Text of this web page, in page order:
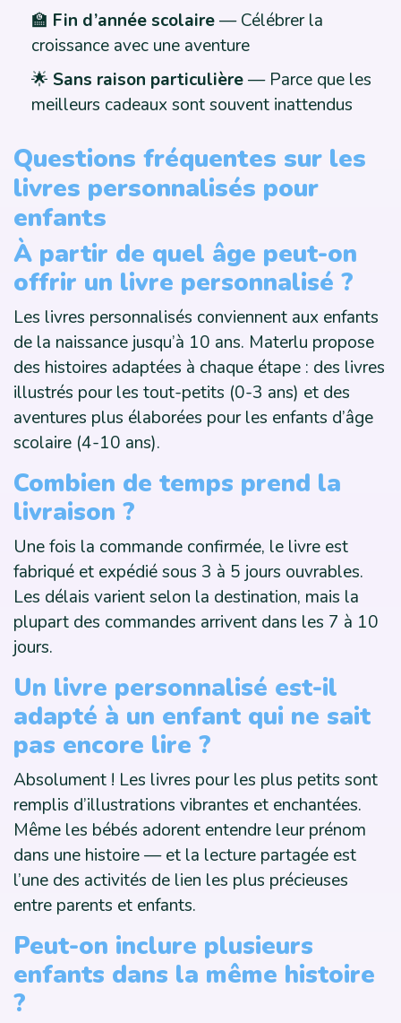
🏫 Fin d’année scolaire— Célébrer la
croissance avec une aventure
🌟 Sans raison particulière— Parce que les
meilleurs cadeaux sont souvent inattendus
Questions fréquentes sur les
livres personnalisés pour
enfants
À partir de quel âge peut-on
offrir un livre personnalisé ?
Les livres personnalisés conviennent aux enfants
de la naissance jusqu’à 10 ans. Materlu propose
des histoires adaptées à chaque étape : des livres
illustrés pour les tout-petits (0-3 ans) et des
aventures plus élaborées pour les enfants d’âge
scolaire (4-10 ans).
Combien de temps prend la
livraison ?
Une fois la commande confirmée, le livre est
fabriqué et expédié sous 3 à 5 jours ouvrables.
Les délais varient selon la destination, mais la
plupart des commandes arrivent dans les 7 à 10
jours.
Un livre personnalisé est-il
adapté à un enfant qui ne sait
pas encore lire ?
Absolument ! Les livres pour les plus petits sont
remplis d’illustrations vibrantes et enchantées.
Même les bébés adorent entendre leur prénom
dans une histoire — et la lecture partagée est
l’une des activités de lien les plus précieuses
entre parents et enfants.
Peut-on inclure plusieurs
enfants dans la même histoire
?